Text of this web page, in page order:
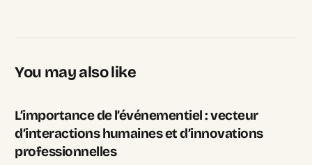
You may also like
L’importance de l’événementiel : vecteur
d’interactions humaines et d’innovations
professionnelles